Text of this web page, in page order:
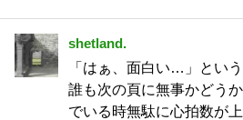
shetland.
「はぁ、面白い…」とい
誰も次の頁に無事かどう
でいる時無駄に心拍数が